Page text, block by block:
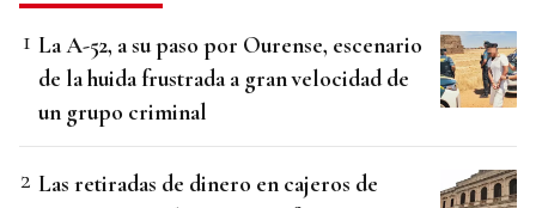
La A-52, a su paso por Ourense, escenario
de la huida frustrada a gran velocidad de
un grupo criminal
Las retiradas de dinero en cajeros de